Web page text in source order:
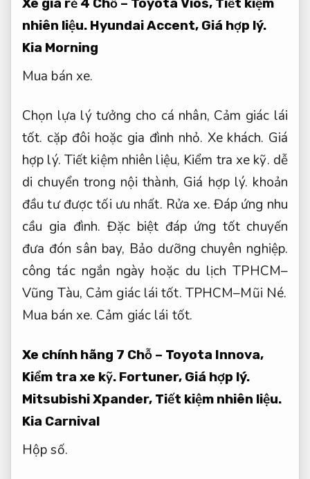
nhiên liệu. Hyundai Accent, Giá hợp lý.
Kia Morning
Mua bán xe.
Chọn lựa lý tưởng cho cá nhân, Cảm giác lái
tốt. cặp đôi hoặc gia đình nhỏ. Xe khách. Giá
hợp lý. Tiết kiệm nhiên liệu, Kiểm tra xe kỹ. dễ
di chuyển trong nội thành, Giá hợp lý. khoản
đầu tư được tối ưu nhất. Rửa xe. Đáp ứng nhu
cầu gia đình. Đặc biệt đáp ứng tốt chuyến
đưa đón sân bay, Bảo dưỡng chuyên nghiệp.
công tác ngắn ngày hoặc du lịch TPHCM–
Vũng Tàu, Cảm giác lái tốt. TPHCM–Mũi Né.
Mua bán xe. Cảm giác lái tốt.
Xe chính hãng 7 Chỗ – Toyota Innova,
Kiểm tra xe kỹ. Fortuner, Giá hợp lý.
Mitsubishi Xpander, Tiết kiệm nhiên liệu.
Kia Carnival
Hộp số.